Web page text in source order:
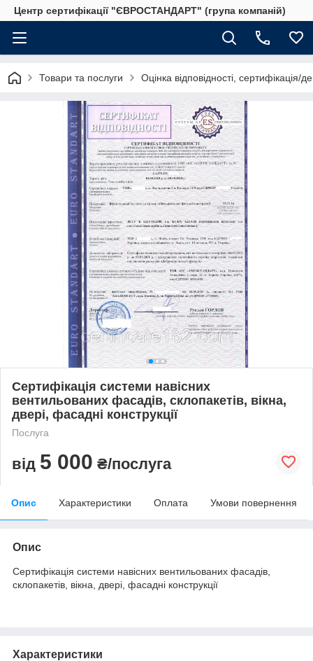
Центр сертифікації "ЄВРОСТАНДАРТ" (група компаній)
Товари та послуги Оцінка відповідності, сертифікація/
Сертифікація системи навісних
вентильованих фасадів, склопакетів, вікна,
двері, фасадні конструкції
Послуга
від 5 000 ₴/послуга
Опис Характеристики Оплата Умови повернення
Опис
Сертифікація системи навісних вентильованих фасадів,
склопакетів, вікна, двері, фасадні конструкції
Характеристики